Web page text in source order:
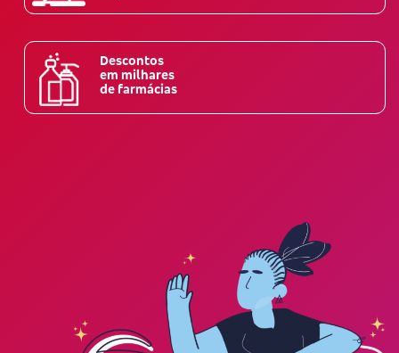
Descontos
em milhares
de farmácias